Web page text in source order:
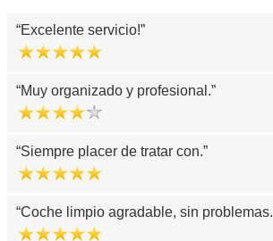
Excelente servicio!
Muy organizado y profesional.
Siempre placer de tratar con.
Coche limpio agradable, sin problemas.